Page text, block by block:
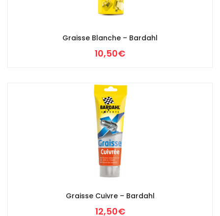
Graisse Blanche – Bardahl
10,50€
Graisse Cuivre – Bardahl
12,50€